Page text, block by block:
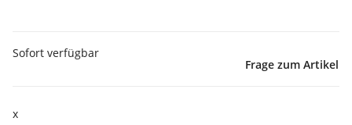
Sofort verfügbar
Frage zum Artikel
x